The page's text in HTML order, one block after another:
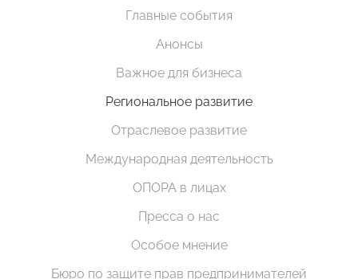
Главные события
Анонсы
Важное для бизнеса
Региональное развитие
Отраслевое развитие
Международная деятельность
ОПОРА в лицах
Пресса о нас
Особое мнение
Бюро по защите прав предпринимателей